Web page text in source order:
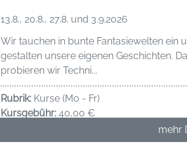
13.8., 20.8., 27.8. und 3.9.2026
Wir tauchen in bunte Fantasiewelten ein
gestalten unsere eigenen Geschichten.
probieren wir Techni...
Rubrik:Kurse (Mo - Fr)
Kursgebühr:40,00 €
mehr